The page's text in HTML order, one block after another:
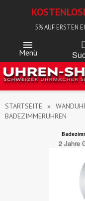
5% AUF ERSTEN
Menü
STARTSEITE
BADEZIMMERUHREN
2 Jahre